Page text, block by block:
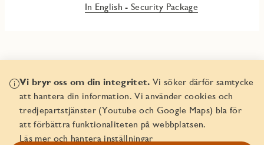
In English - Security Package
Boka bostaden före någon
annan!
Vi bryr oss om din integritet. Vi söker därför samtycke
att hantera din information. Vi använder cookies och
tredjepartstjänster (Youtube och Google Maps) bla för
att förbättra funktionaliteten på webbplatsen.
Läs mer och hantera inställningar